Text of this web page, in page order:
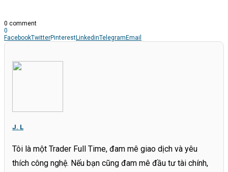
0 comment
0
FacebookTwitterPinterestLinkedinTelegramEmail
J. L
Tôi là một Trader Full Time, đam mê giao dịch và yêu
thích công nghệ. Nếu bạn cũng đam mê đầu tư tài chính,